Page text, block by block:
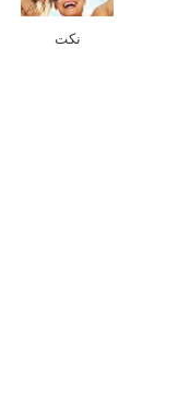
نكت